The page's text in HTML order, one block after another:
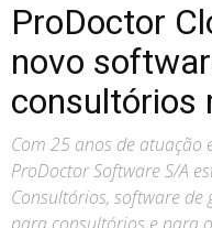
ProDoctor
novo
consultórios
Com 25 anos de atuação
ProDoctor Software S/A
Consultórios, software de